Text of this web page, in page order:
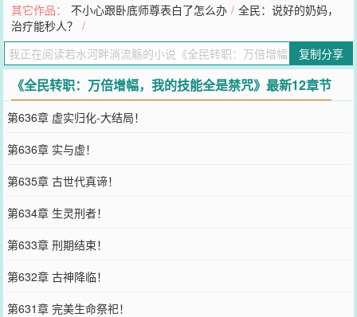
梦想的战士职业，失之交臂！竟觉醒了唯一隐藏职业——生命祭祀！
可令他绝望的是！这职业不仅一身奶系技能，转职之路还格外艰难，
永远无法突破一转！简直是地狱级的开局啊！关键时刻！【叮！万倍
增幅系统觉醒！】【叮！无任何条件限制，只要属于宿主的，一切均
可无提升万倍！】于是！生命魔法守护天使、死亡魔法亡灵复苏、守
序魔法堕落介入、混乱魔法混乱领域！仅仅片刻！林寒便全属性提升
万倍，基础技能全成禁咒级！几年之后！当林寒近身奶爸之名，登顶
世界之颠，并无限禁咒洗地之时！蓝星众多强者都看傻了！出手就是
禁咒？这个辅助职业不对劲啊！！！
您要是觉得《全民转职：万倍增幅，我的技能全是禁咒
请不要忘记向您QQ群和微博微信里的朋友推荐哦！
其它作品： 不小心跟卧底师尊表白了怎么办 / 全民：说好的奶妈，
治疗能秒人？
/
复制分享
《全民转职：万倍增幅，我的技能全是禁咒》最新12章节
第636章 虚实归化-大结局！
第636章 实与虚！
第635章 古世代真谛！
第634章 生灵刑者！
第633章 刑期结束！
第632章 古神降临！
第631章 完美生命祭祀！